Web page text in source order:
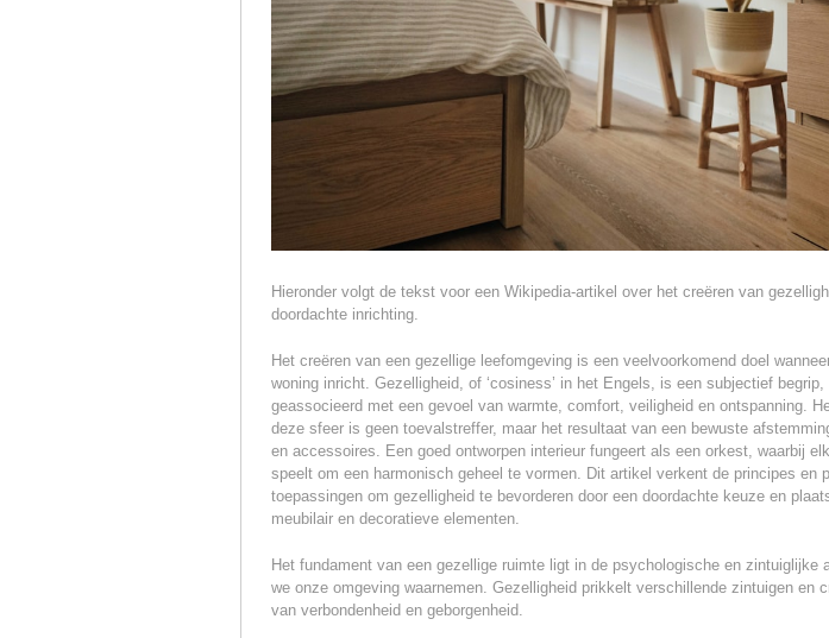
Hieronder volgt de tekst voor een Wikipedia-artikel over het creëren van
doordachte inrichting.
Het creëren van een gezellige leefomgeving is een veelvoorkomend doel
woning inricht. Gezelligheid, of ‘cosiness’ in het Engels, is een subjectief
geassocieerd met een gevoel van warmte, comfort, veiligheid en ontspanning.
deze sfeer is geen toevalstreffer, maar het resultaat van een bewuste
en accessoires. Een goed ontworpen interieur fungeert als een orkest, waarbij
speelt om een harmonisch geheel te vormen. Dit artikel verkent de principes en
toepassingen om gezelligheid te bevorderen door een doordachte keuze en
meubilair en decoratieve elementen.
Het fundament van een gezellige ruimte ligt in de psychologische en zintuiglijke
we onze omgeving waarnemen. Gezelligheid prikkelt verschillende zintuigen en
van verbondenheid en geborgenheid.